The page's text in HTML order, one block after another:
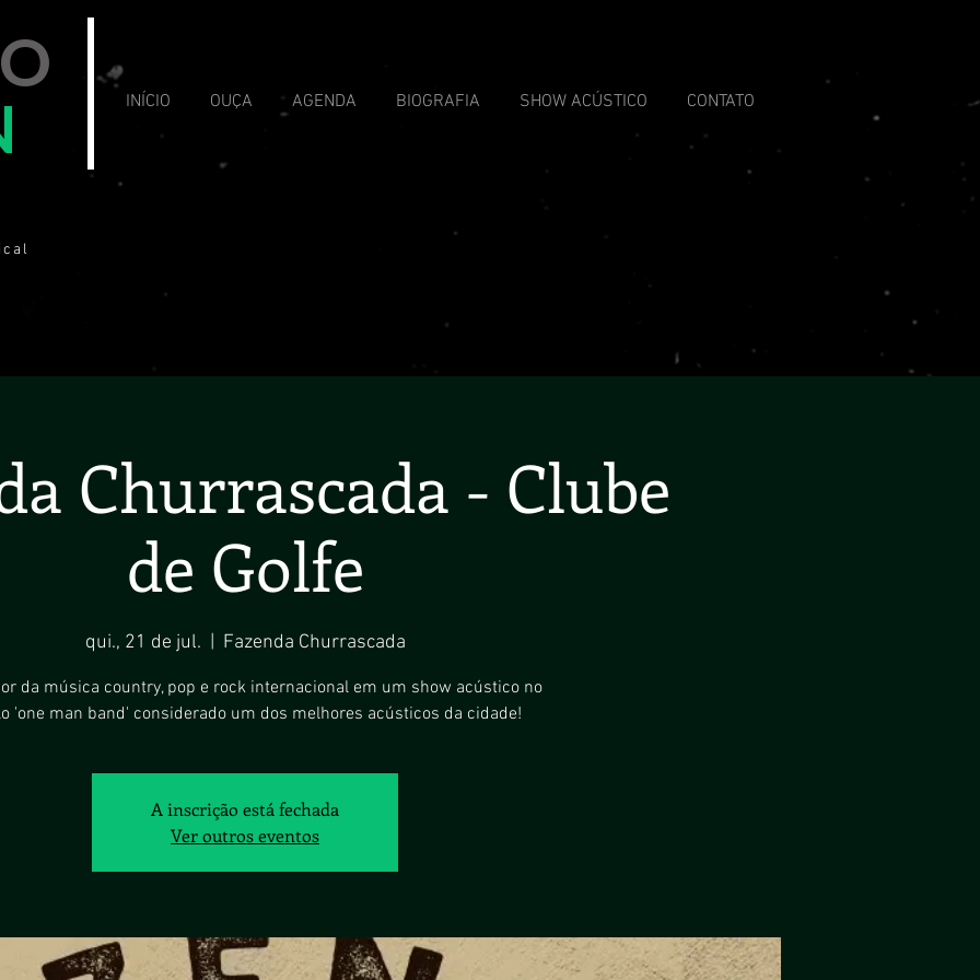
INÍCIO OUÇA AGENDA BIOGRAFIA SHOW ACÚSTICO CONTATO
Churrascada - Clube
de Golfe
qui., 21 de jul. Fazenda Churrascada
da música country, pop e rock internacional em um show acústico no
'one man band' considerado um dos melhores acústicos da cidade!
A inscrição está fechada
Ver outros eventos